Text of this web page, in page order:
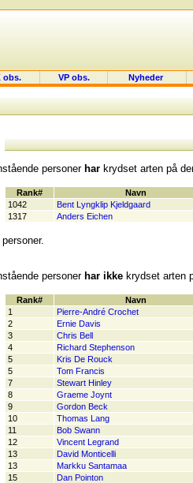
obs. VP obs. Nyheder
personer har krydset arten på
Rank#
Navn
1042
Bent Lyngklip Kjeldgaard
1317
Anders Eichen
personer.
personer har ikke krydset arten
Rank#
Navn
1
Pierre-André Crochet
2
Ernie Davis
3
Chris Bell
4
Richard Stephenson
5
Kris De Rouck
5
Tom Francis
7
Stewart Hinley
8
Graeme Joynt
9
Gordon Beck
10
Thomas Lang
11
Bob Swann
12
Vincent Legrand
13
David Monticelli
13
Markku Santamaa
15
Dan Pointon